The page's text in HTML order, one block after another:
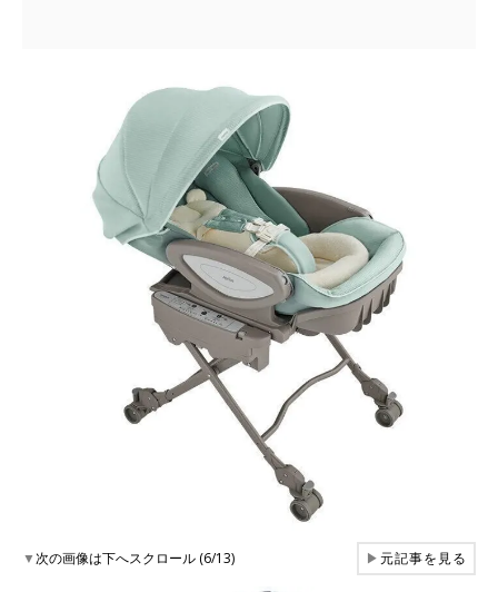
▼次の画像は下へスクロール (6/13) ▶元記事を見る